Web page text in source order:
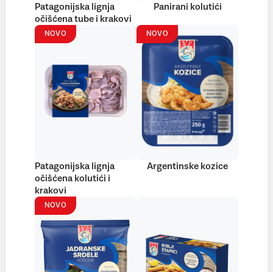
Patagonijska lignja
očišćena tube i krakovi
Panirani kolutići
NOVO
Patagonijska lignja
očišćena kolutići i
krakovi
NOVO
Argentinske kozice
NOVO